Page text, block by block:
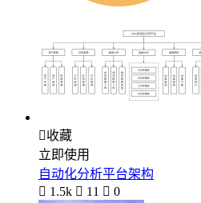
收藏
立即使用
自动化分析平台架构
 1.5k  11  0